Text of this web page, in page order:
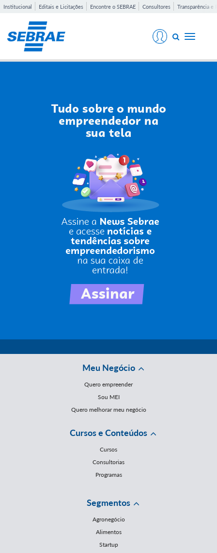
Institucional Editais e Licitações Encontre o SEBRAE Consultores Transparência e
Toggle
Meu Negócio
Quero empreender
Sou MEI
Quero melhorar meu negócio
Cursos e Conteúdos
Cursos
Consultorias
Programas
Segmentos
Agronegócio
Alimentos
Startup